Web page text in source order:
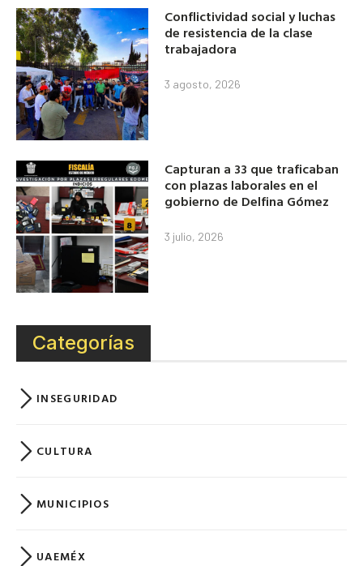
Conflictividad social y luchas
de resistencia de la clase
trabajadora
3 agosto, 2026
Capturan a 33 que traficaban
con plazas laborales en el
gobierno de Delfina Gómez
3 julio, 2026
Categorías
INSEGURIDAD
CULTURA
MUNICIPIOS
UAEMÉX